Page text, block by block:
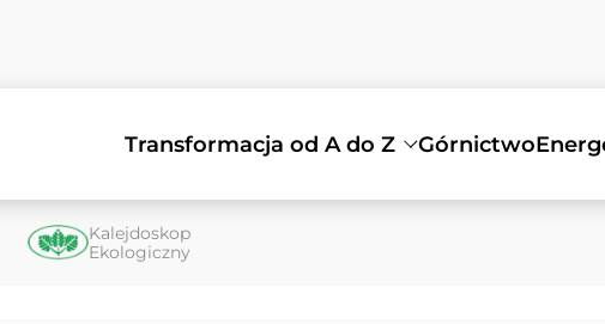
Transformacja od A do Z Górnictwo
Kalejdoskop
Ekologiczny